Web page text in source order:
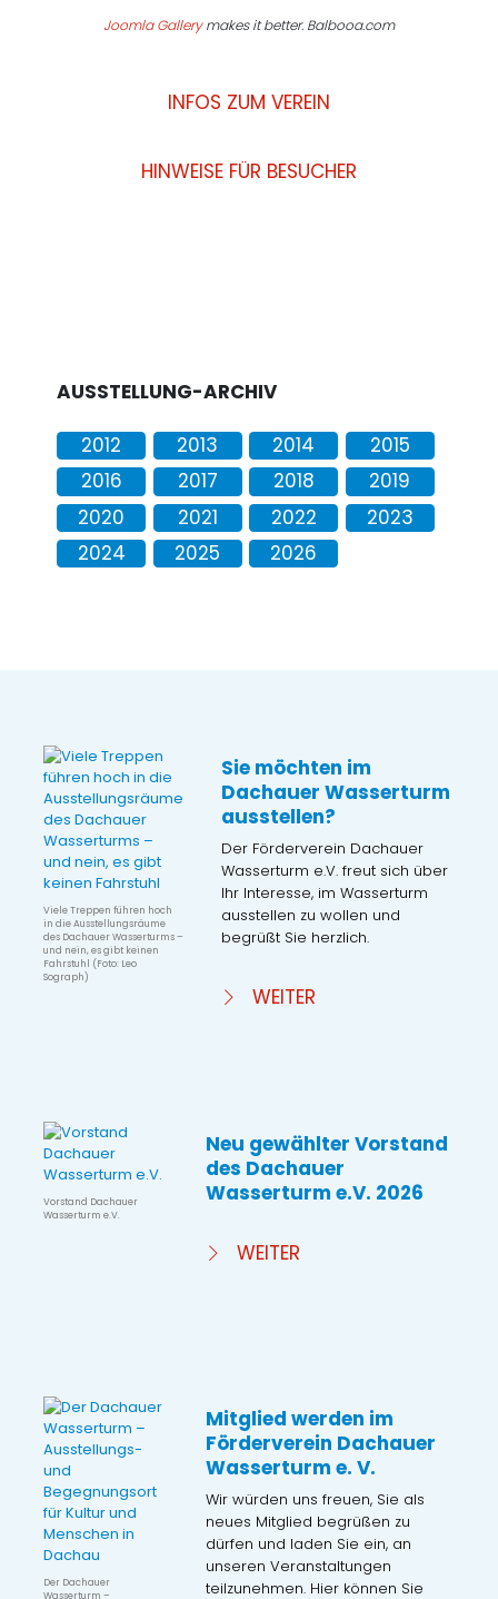
Joomla Gallerymakes it better. Balbooa.com
INFOS ZUM VEREIN
HINWEISE FÜR BESUCHER
AUSSTELLUNG-ARCHIV
2012
2013 2014
2015
2016
2017 2018
2019
2020
2021 2022
2023
2024
2025 2026
Viele Treppen führen hoch
in die Ausstellungsräume
des Dachauer Wasserturms –
und nein, es gibt keinen
Fahrstuhl (Foto: Leo
Sograph)
Sie möchten im
Dachauer Wasserturm
ausstellen?
Der Förderverein Dachauer
Wasserturm e.V. freut sich über
Ihr Interesse, im Wasserturm
ausstellen zu wollen und
begrüßt Sie herzlich.
WEITER
Vorstand Dachauer
Wasserturm e.V.
Neu gewählter Vorstand
des Dachauer
Wasserturm e.V. 2026
WEITER
Der Dachauer
Wasserturm –
Mitglied werden im
Förderverein Dachauer
Wasserturm e. V.
Wir würden uns freuen, Sie als
neues Mitglied begrüßen zu
dürfen und laden Sie ein, an
unseren Veranstaltungen
teilzunehmen. Hier können Sie